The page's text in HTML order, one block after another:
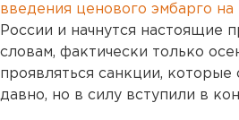
введения ценового эмбарго на
России и начнутся настоящие
словам, фактически только
проявляться санкции,
давно, но в силу вступили в